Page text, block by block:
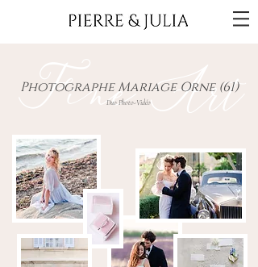
Fine Art
Photographe Mariage Orne (61)
Duo Photo-Vidéo